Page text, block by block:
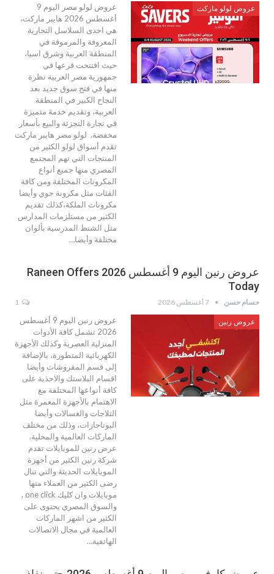
عروض لولو ماركت
عروض لولو مصر اليوم 9
أغسطس 2026 هايبر ماركت،
هي احدى السلاسل التجارية
المعروفة والمرموقة في
المنطقة العربية وشرق اسيا،
حيث افتتحت فرعها في
جمهورية مصر العربية نظرة
منها في فتح سوق جديد بعد
النجاح الكبير في المنطقة
العربية، وتقديم خدمة متميزة
في تجارة التجزئة والبيع بأسعار
مخفضة. لولو مصر هايبر ماركت
تقدم أسواق لولو الكثير من
المنتجات التي تهم المجتمع
المصري منها جميع أنواع
المكرونات المختلفة ومن كافة
الفئات مثل مكرونة جوي وأيضا
مكرونات الملكة،كذلك تقديم
الكثير من مستلزمات المدارس
مثل الشنط المدرسية بألوان
مختلفة وأيضا…
عروض رنين اليوم 9 أغسطس 2026 Raneen Offers
Today
حسام حسن 7 أغسطس 2026
عروض رنين
عروض رنين اليوم 9 أغسطس
2026 تشمل كافة الأدوات
المنزلية العصرية وكذلك الأجهزة
الكهربائية المتطورة، بالإضافة
إلى قسم المفروشات وأيضا
اقسام البلاستك والاحذية على
كافة أنواعها المختلفة مع
الاهتمام بالأجهزة المعمرة مثل
الثلاجات والغسالات وأيضا
البوتاجازات، وذلك من مختلف
الماركات العالمية والمحلية.
عرض رنين للموبايلات تقدم
شركة رنين الكثير من أجهزة
الموبايلات الحديثة والتي تنال
رضى الكثير من العملاء منها
موبايلات وان كليك one click ,
والسوق المصري يحتوى على
الكثير من اشهر الماركات
العالمية في مجال الاتصالات
الهاتفية…